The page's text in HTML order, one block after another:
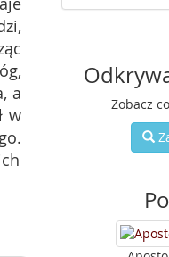
a
w
Zobacz